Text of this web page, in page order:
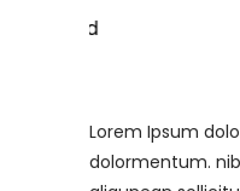
Lorem Ipsum
dolormentum.